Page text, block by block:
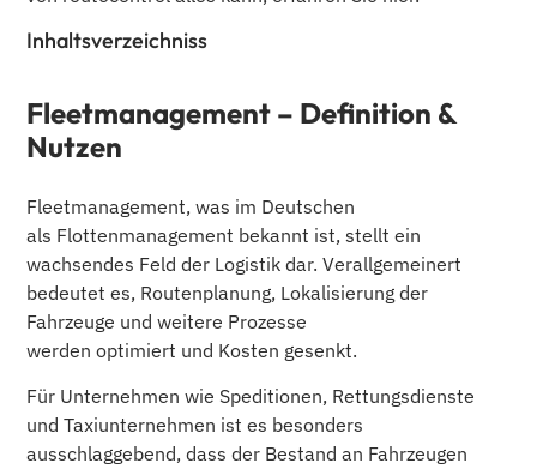
Inhaltsverzeichniss
Fleetmanagement – Definition &
Nutzen
Fleetmanagement, was im Deutschen
als Flottenmanagement bekannt ist, stellt ein
wachsendes Feld der Logistik dar. Verallgemeinert
bedeutet es, Routenplanung, Lokalisierung der
Fahrzeuge und weitere Prozesse
werden optimiert und Kosten gesenkt.
Für Unternehmen wie Speditionen, Rettungsdienste
und Taxiunternehmen ist es besonders
ausschlaggebend, dass der Bestand an Fahrzeugen